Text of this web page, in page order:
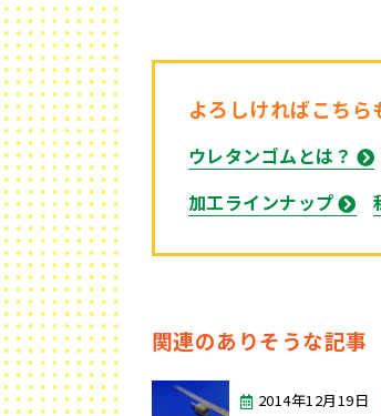
よろしければこちら
ウレタンゴムとは？
加工ラインナップ
関連のありそうな記事
2014年12月19日